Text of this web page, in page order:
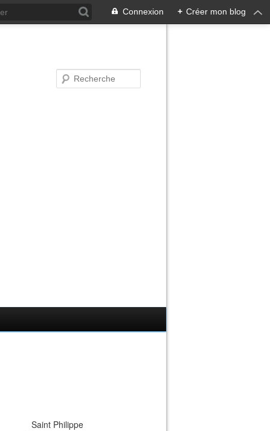
Connexion + Créer mon blog
Saint Philippe